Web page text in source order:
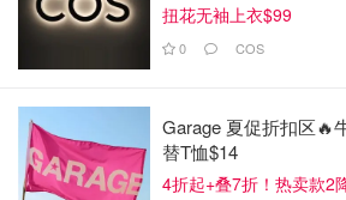
2020年，在COVID-19危机清空了交通
下降，降至173。
但在2021年，这个数字几乎翻了一番
交车的乘客量仍然远远低于大流行前
机的报告大幅增加，推动了这一增长。
扭花无袖上衣$99
0 COS
Garage 夏促折扣区🔥
替T恤$14
4折起+叠7折！热卖款2